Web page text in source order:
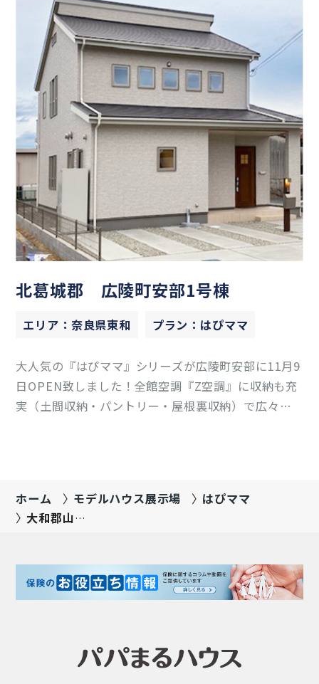
北葛城郡 広陵町安部1号棟
エリア：奈良県東和 プラン：はぴママ
大人気の『はぴママ』シリーズが広陵町安部に11月9
日OPEN致しました！全館空調『Z空調』に収納も充
実（土間収納・パントリー・屋根裏収納）で広々と
ホーム
モデルハウス展示場
はぴママ
大和郡山